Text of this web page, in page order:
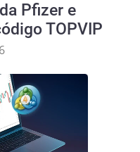
Pfizer e
TOPVIP